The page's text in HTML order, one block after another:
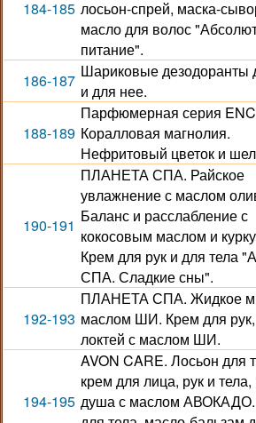
184-185 лосьон-спрей, маска-
масло для волос
питание".
186-187 Шариковые дезодоранты
и для нее.
188-189
Парфюмерная серия
Коралловая магнолия.
Нефритовый цветок и
190-191
ПЛАНЕТА СПА. Райское
увлажнение с маслом
Баланс и расслабление с
кокосовым маслом и
Крем для рук и для тела
СПА. Сладкие сны".
192-193
ПЛАНЕТА СПА. Жидкое
маслом ШИ. Крем для рук,
локтей с маслом ШИ.
194-195
AVON CARE. Лосьон для
крем для лица, рук и тела,
душа с маслом АВОКАДО.